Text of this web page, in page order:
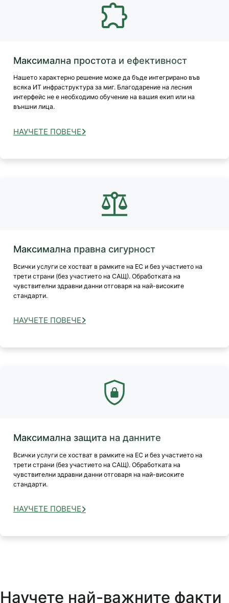
Максимална простота и ефективност
Нашето характерно решение може да бъде интегрирано във
всяка ИТ инфраструктура за миг. Благодарение на лесния
интерфейс не е необходимо обучение на вашия екип или на
външни лица.
НАУЧЕТЕ ПОВЕЧЕ
Максимална правна сигурност
Всички услуги се хостват в рамките на ЕС и без участието на
трети страни (без участието на САЩ). Обработката на
чувствителни здравни данни отговаря на най-високите
стандарти.
НАУЧЕТЕ ПОВЕЧЕ
Максимална защита на данните
Всички услуги се хостват в рамките на ЕС и без участието на
трети страни (без участието на САЩ). Обработката на
чувствителни здравни данни отговаря на най-високите
стандарти.
НАУЧЕТЕ ПОВЕЧЕ
Научете най-важните факти